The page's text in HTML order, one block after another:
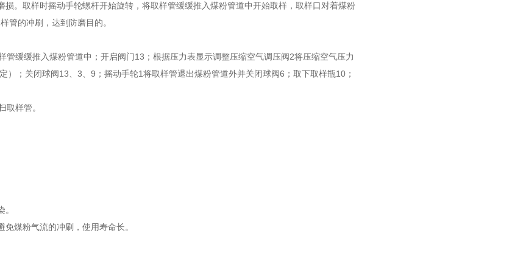
样时摇动手轮螺杆开始旋转，将取样管缓缓推入煤粉管道中开始取样，取样口对着煤粉
管的冲刷，达到防磨目的。
推入煤粉管道中；开启阀门13；根据压力表显示调整压缩空气调压阀2将压缩空气压力
；关闭球阀13、3、9；摇动手轮1将取样管退出煤粉管道外并关闭球阀6；取下取样瓶10；
样管。
煤粉气流的冲刷，使用寿命长。